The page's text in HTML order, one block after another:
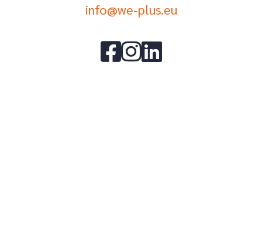
info@we-plus.eu
